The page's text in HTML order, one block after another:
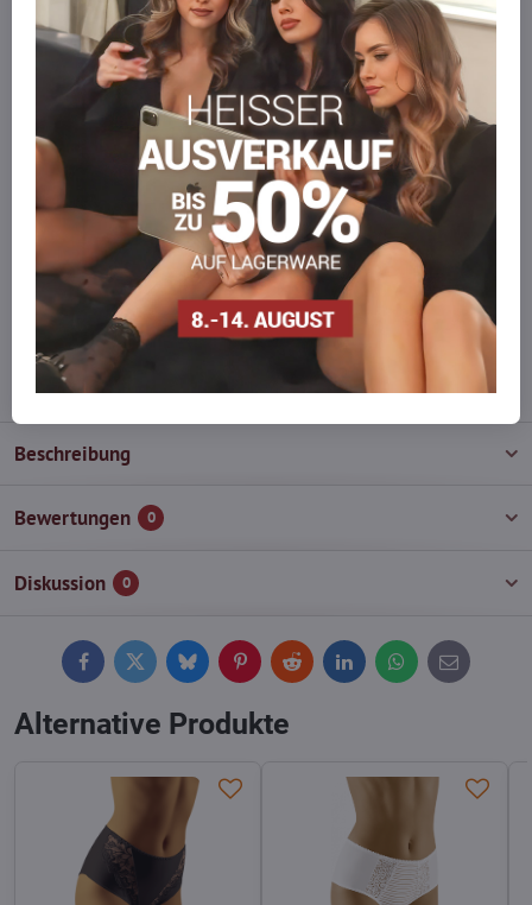
Ware auf Lager
Wir versenden sofort
Werden Sie Teil von everlady
Werden Sie Teil von everlady und genießen Sie einen5 %
Mitgliedervorteil bei jedem Einkauf.
Der Vorteil wird automatisch im Warenkorb angewendet.
Möchten Sie mehr bestellen, als wir
auf Lager haben?
Zögern Sie nicht, uns zu kontaktieren, wir füllen die Ware für Sie
wieder auf!
info​@everlady​.eu
Beschreibung
Bewertungen 0
Diskussion 0
FacebookTwitterBlueskyPinterestReddit LinkedInWhatsApp
E-
mail
Alternative Produkte